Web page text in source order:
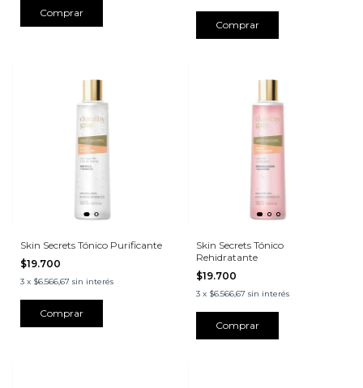
Skin Secrets Tónico Purificante
$19.700
3 x $6.566,67 sin interés
Skin Secrets Tónico
Rehidratante
$19.700
3 x $6.566,67 sin interés